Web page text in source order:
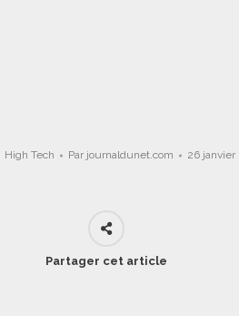
High Tech Par journaldunet.com 26 janvier
Partager cet article